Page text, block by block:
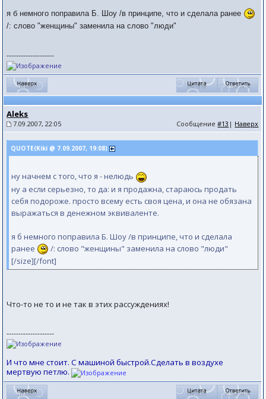
я б немного поправила Б. Шоу /в принципе, что и сделала ранее
/: слово "женщины" заменила на слово "люди"
--------------------
Aleks
7.09.2007, 22:05 Сообщение#13 | Наверх
QUOTE(Kiki @ 7.09.2007, 19:08)
ну начнем с того, что я - нелюдь
ну а если серьезно, то да: и я продажна, стараюсь продать
себя подороже. просто всему есть своя цена, и она не обязана
выражаться в денежном эквиваленте.
я б немного поправила Б. Шоу /в принципе, что и сделала
ранее
/: слово "женщины" заменила на слово "люди"
[/size][/font]
Что-то не то и не так в этих рассуждениях!
--------------------
И что мне стоит. С машиной быстрой.Сделать в воздухе
мертвую петлю.